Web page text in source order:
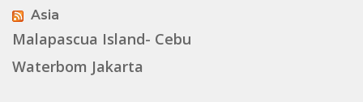
Asia
Malapascua Island- Cebu
Waterbom Jakarta